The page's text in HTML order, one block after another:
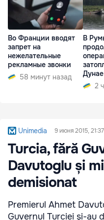
Во Франции вводят
запрет на
нежелательные
рекламные звонки
58 минут назад
В
2
Unimedia 9 июня 2015, 21:37
Turcia, fără
Davutoglu și
demisionat
Premierul Ahmet
Guvernul Turciei şi-au